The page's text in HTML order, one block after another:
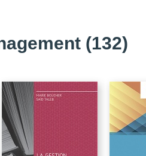
(132)